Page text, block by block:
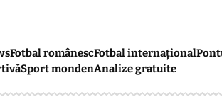
Fotbal românescFotbal internațional
Sport mondenAnalize gratuite